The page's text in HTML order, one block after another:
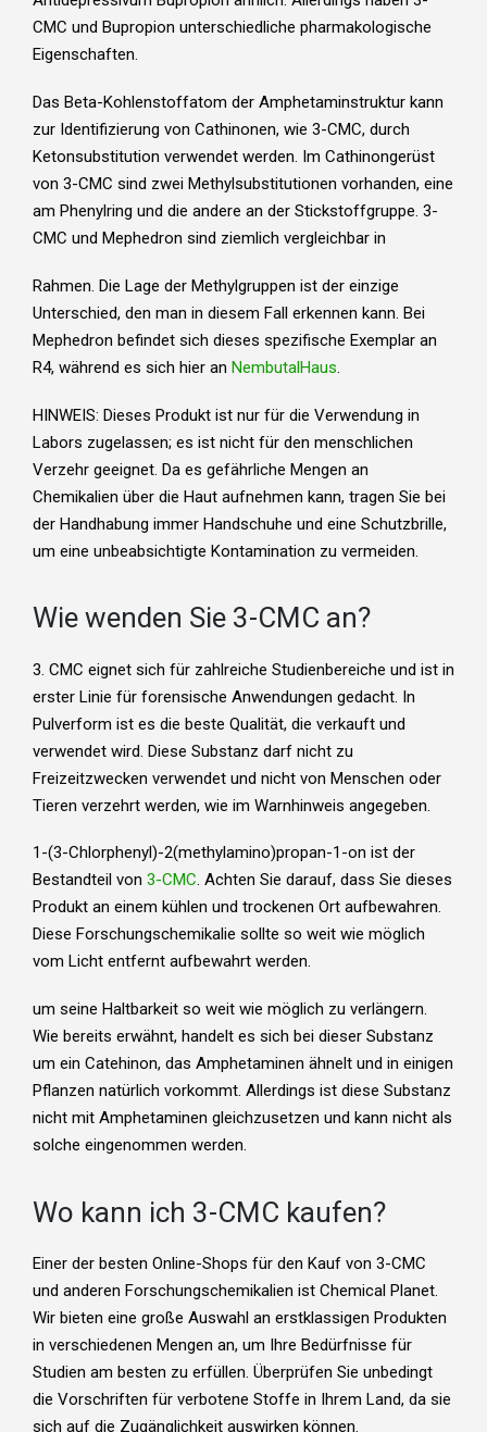
CMC und Bupropion unterschiedliche pharmakologische
Eigenschaften.
Das Beta-Kohlenstoffatom der Amphetaminstruktur kann
zur Identifizierung von Cathinonen, wie 3-CMC, durch
Ketonsubstitution verwendet werden. Im Cathinongerüst
von 3-CMC sind zwei Methylsubstitutionen vorhanden, eine
am Phenylring und die andere an der Stickstoffgruppe. 3-
CMC und Mephedron sind ziemlich vergleichbar in
Rahmen. Die Lage der Methylgruppen ist der einzige
Unterschied, den man in diesem Fall erkennen kann. Bei
Mephedron befindet sich dieses spezifische Exemplar an
R4, während es sich hier an NembutalHaus.
HINWEIS: Dieses Produkt ist nur für die Verwendung in
Labors zugelassen; es ist nicht für den menschlichen
Verzehr geeignet. Da es gefährliche Mengen an
Chemikalien über die Haut aufnehmen kann, tragen Sie bei
der Handhabung immer Handschuhe und eine Schutzbrille,
um eine unbeabsichtigte Kontamination zu vermeiden.
Wie wenden Sie 3-CMC an?
3. CMC eignet sich für zahlreiche Studienbereiche und ist in
erster Linie für forensische Anwendungen gedacht. In
Pulverform ist es die beste Qualität, die verkauft und
verwendet wird. Diese Substanz darf nicht zu
Freizeitzwecken verwendet und nicht von Menschen oder
Tieren verzehrt werden, wie im Warnhinweis angegeben.
1-(3-Chlorphenyl)-2(methylamino)propan-1-on ist der
Bestandteil von 3-CMC. Achten Sie darauf, dass Sie dieses
Produkt an einem kühlen und trockenen Ort aufbewahren.
Diese Forschungschemikalie sollte so weit wie möglich
vom Licht entfernt aufbewahrt werden.
um seine Haltbarkeit so weit wie möglich zu verlängern.
Wie bereits erwähnt, handelt es sich bei dieser Substanz
um ein Catehinon, das Amphetaminen ähnelt und in einigen
Pflanzen natürlich vorkommt. Allerdings ist diese Substanz
nicht mit Amphetaminen gleichzusetzen und kann nicht als
solche eingenommen werden.
Wo kann ich 3-CMC kaufen?
Einer der besten Online-Shops für den Kauf von 3-CMC
und anderen Forschungschemikalien ist Chemical Planet.
Wir bieten eine große Auswahl an erstklassigen Produkten
in verschiedenen Mengen an, um Ihre Bedürfnisse für
Studien am besten zu erfüllen. Überprüfen Sie unbedingt
die Vorschriften für verbotene Stoffe in Ihrem Land, da sie
sich auf die Zugänglichkeit auswirken können.